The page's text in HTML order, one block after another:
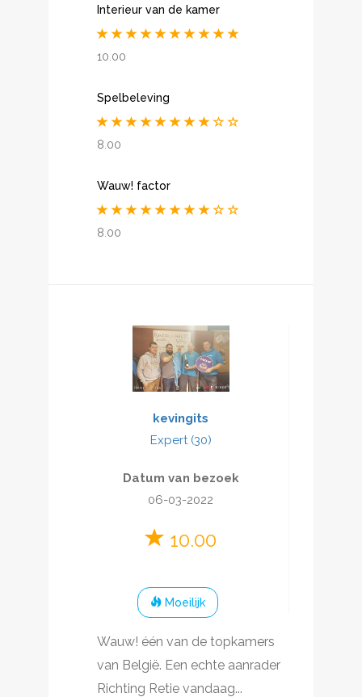
Interieur van de kamer
10.00
Spelbeleving
8.00
Wauw! factor
8.00
kevingits
Expert (30)
Datum van bezoek
06-03-2022
10.00
Moeilijk
Wauw! één van de topkamers
van België. Een echte aanrader
Richting Retie vandaag...